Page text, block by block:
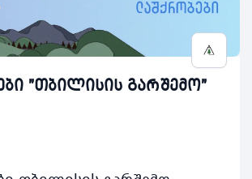
"თბილისის გარშემო"